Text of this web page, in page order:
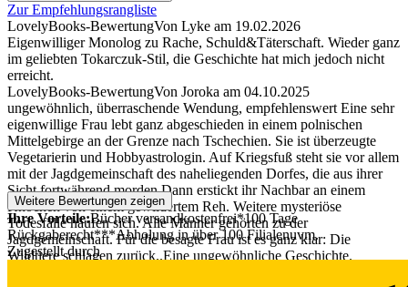
Zur Empfehlungsrangliste
LovelyBooks-BewertungVon Lyke am 19.02.2026
Eigenwilliger Monolog zu Rache, Schuld&Täterschaft. Wieder ganz
im geliebten Tokarczuk-Stil, die Geschichte hat mich jedoch nicht
erreicht.
LovelyBooks-BewertungVon Joroka am 04.10.2025
ungewöhnlich, überraschende Wendung, empfehlenswert Eine sehr
eigenwillige Frau lebt ganz abgeschieden in einem polnischen
Mittelgebirge an der Grenze nach Tschechien. Sie ist überzeugte
Vegetarierin und Hobbyastrologin. Auf Kriegsfuß steht sie vor allem
mit der Jagdgemeinschaft des naheliegenden Dorfes, die aus ihrer
Sicht fortwährend morden.Dann erstickt ihr Nachbar an einem
Knochen von einem gewildertem Reh. Weitere mysteriöse
Todesfälle häufen sich. Alle Männer gehörten zu der
Jagdgemeinschaft. Für die besagte Frau ist es ganz klar: Die
Wildtiere schlagen zurück..Eine ungewöhnliche Geschichte.
Weitere Bewertungen zeigen
Ihre Vorteile:Bücher versandkostenfrei*100 Tage
Rückgaberecht***Abholung in über 100 Filialenuvm.
Zugestellt durch